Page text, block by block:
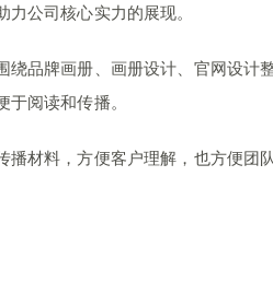
公司核心实力的展现。
品牌画册、画册设计、官网设计
阅读和传播。
材料，方便客户理解，也方便团